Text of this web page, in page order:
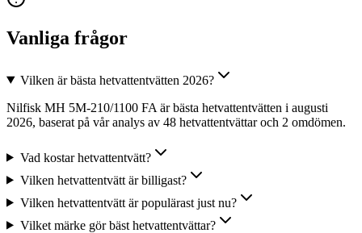
Vanliga frågor
Vilken är bästa hetvattentvätten 2026?
Nilfisk MH 5M-210/1100 FA är bästa hetvattentvätten i augusti
2026, baserat på vår analys av 48 hetvattentvättar och 2 omdömen.
Vad kostar hetvattentvätt?
Vilken hetvattentvätt är billigast?
Vilken hetvattentvätt är populärast just nu?
Vilket märke gör bäst hetvattentvättar?